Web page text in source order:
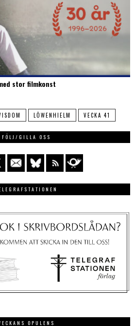
stor filmkonst
LÖWENHIELM VECKA 41
FÖLJ/GILLA OSS
OPULENS